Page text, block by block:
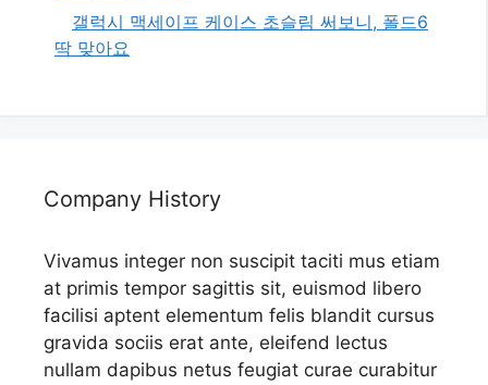
갤럭시 맥세이프 케이스 초슬림 써보니, 폴드6
딱 맞아요
Company History
Vivamus integer non suscipit taciti mus etiam
at primis tempor sagittis sit, euismod libero
facilisi aptent elementum felis blandit cursus
gravida sociis erat ante, eleifend lectus
nullam dapibus netus feugiat curae curabitur